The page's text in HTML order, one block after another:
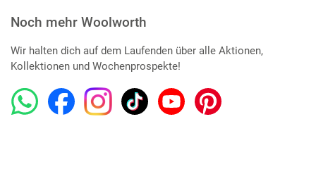
Noch mehr Woolworth
Wir halten dich auf dem Laufenden über alle Aktionen,
Kollektionen und Wochenprospekte!